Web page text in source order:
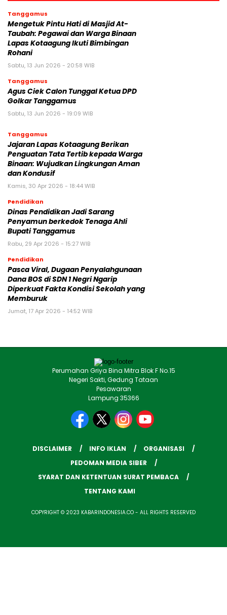
Tanggamus
Mengetuk Pintu Hati di Masjid At-
Taubah: Pegawai dan Warga Binaan
Lapas Kotaagung Ikuti Bimbingan
Rohani
Sabtu, 13 Jun 2026 - 20:58 WIB
Tanggamus
Agus Ciek Calon Tunggal Ketua DPD
Golkar Tanggamus
Sabtu, 13 Jun 2026 - 19:09 WIB
Tanggamus
Jajaran Lapas Kotaagung Berikan
Penguatan Tata Tertib kepada Warga
Binaan: Wujudkan Lingkungan Aman
dan Kondusif
Kamis, 30 Apr 2026 - 18:44 WIB
Pendidikan
Dinas Pendidikan Jadi Sarang
Penyamun berkedok Tenaga Ahli
Bupati Tanggamus
Rabu, 29 Apr 2026 - 15:27 WIB
Pendidikan
Pasca Viral, Dugaan Penyalahgunaan
Dana BOS di SDN 1 Negri Ngarip
Diperkuat Fakta Kondisi Sekolah yang
Memburuk
Jumat, 17 Apr 2026 - 14:52 WIB
Perumahan Griya Bina Mitra Blok F No.15
Negeri Sakti, Gedung Tataan
Pesawaran
Lampung 35366
DISCLAIMER INFO IKLAN
ORGANISASI
PEDOMAN MEDIA SIBER
SYARAT DAN KETENTUAN SURAT PEMBACA
TENTANG KAMI
COPYRIGHT © 2023 KABARINDONESIA.CO - ALL RIGHTS RESERVED